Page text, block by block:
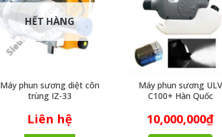
HẾT HÀNG
Máy phun sương diệt côn
trùng IZ-33
Liên hệ
Máy phun sương ULV
C100+ Hàn Quốc
10,000,000₫